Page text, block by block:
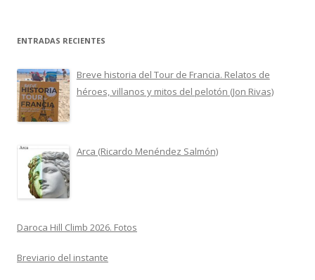
ENTRADAS RECIENTES
Breve historia del Tour de Francia. Relatos de
héroes, villanos y mitos del pelotón (Jon Rivas)
Arca (Ricardo Menéndez Salmón)
Daroca Hill Climb 2026. Fotos
Breviario del instante